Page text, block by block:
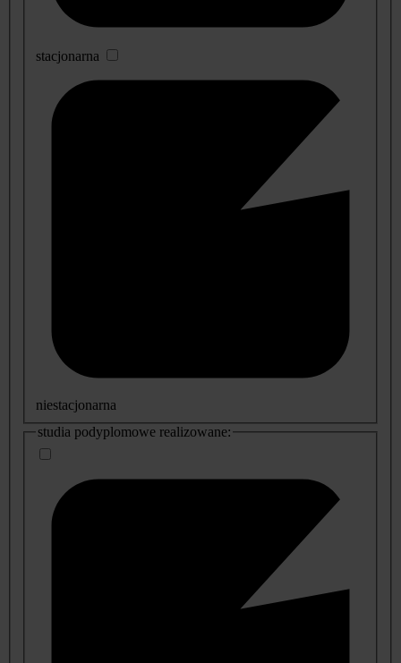
stacjonarna
niestacjonarna
studia podyplomowe realizowane: